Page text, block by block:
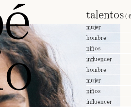
talentos(
mujer
hombre
niños
influencer
hombre
mujer
niños
influencer